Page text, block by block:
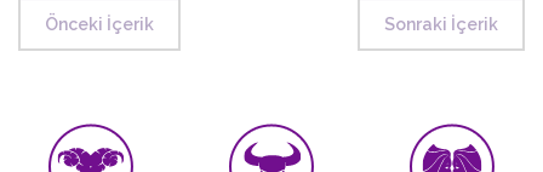
Önceki İçerik Sonraki İçerik